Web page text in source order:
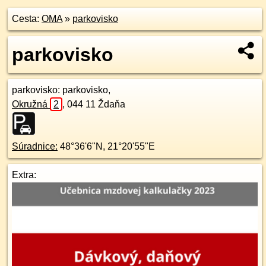
Cesta: OMA» parkovisko
parkovisko
parkovisko: parkovisko,
Okružná
2 , 044 11 Ždaňa
Súradnice: 48°36'6"N , 21°20'55"E
Extra: